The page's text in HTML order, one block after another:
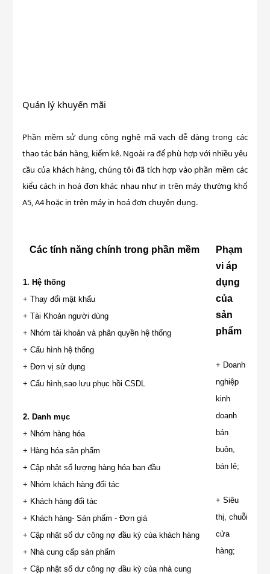
Quản lý khuyến mãi
Phần mềm sử dụng công nghệ mã vạch dễ dàng trong các
thao tác bán hàng, kiểm kê. Ngoài ra để phù hợp với nhiều yêu
cầu của khách hàng, chúng tôi đã tích hợp vào phần mềm các
kiểu cách in hoá đơn khác nhau như in trên máy thường khổ
A5, A4 hoặc in trên máy in hoá đơn chuyên dụng.
Các tính năng chính trong phần mềm
1. Hệ thống
+ Thay đổi mật khẩu
+ Tài Khoản người dùng
+ Nhóm tài khoản và phân quyền hệ thống
+ Cấu hình hệ thống
+ Đơn vị sử dụng
+ Cấu hình,sao lưu phục hồi CSDL
2. Danh mục
+ Nhóm hàng hóa
+ Hàng hóa sản phẩm
+ Cập nhật số lượng hàng hóa ban đầu
+ Nhóm khách hàng đối tác
+ Khách hàng đối tác
+ Khách hàng- Sản phẩm - Đơn giá
+ Cập nhật số dư công nợ đầu kỳ của khách hàng
+ Nhà cung cấp sản phẩm
+ Cập nhật số dư công nợ đầu kỳ của nhà cung
Phạm
vi áp
dụng
của
sản
phẩm
+ Doanh
nghiệp
kinh
doanh
bán
buôn,
bán lẻ;
+ Siêu
thị, chuỗi
cửa
hàng;